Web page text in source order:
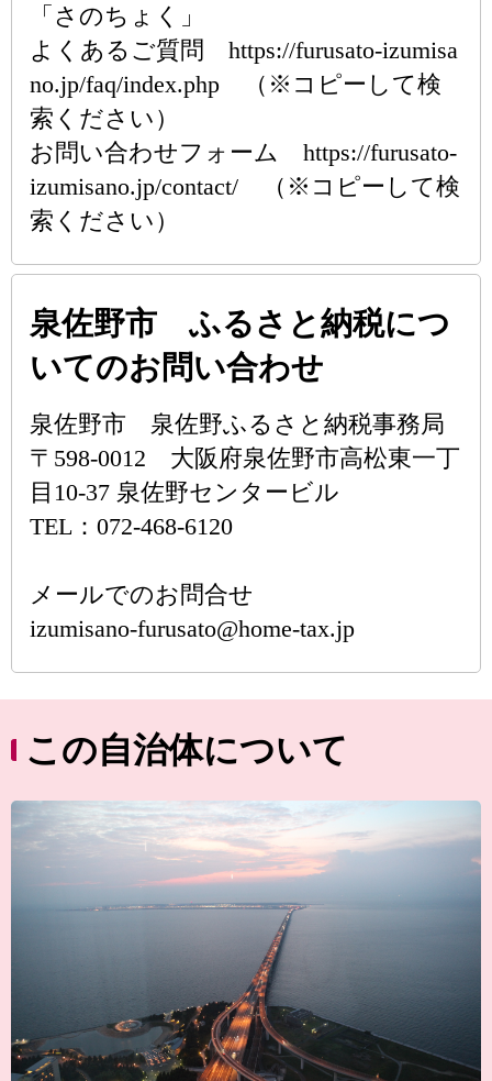
「さのちょく」
よくあるご質問 https://furusato-izumisa
no.jp/faq/index.php （※コピーして検
索ください）
お問い合わせフォーム https://furusato-
izumisano.jp/contact/ （※コピーして検
索ください）
泉佐野市 ふるさと納税につ
いてのお問い合わせ
泉佐野市 泉佐野ふるさと納税事務局
〒598-0012 大阪府泉佐野市高松東一丁
目10-37 泉佐野センタービル
TEL：072-468-6120
メールでのお問合せ
izumisano-furusato@home-tax.jp
この自治体について